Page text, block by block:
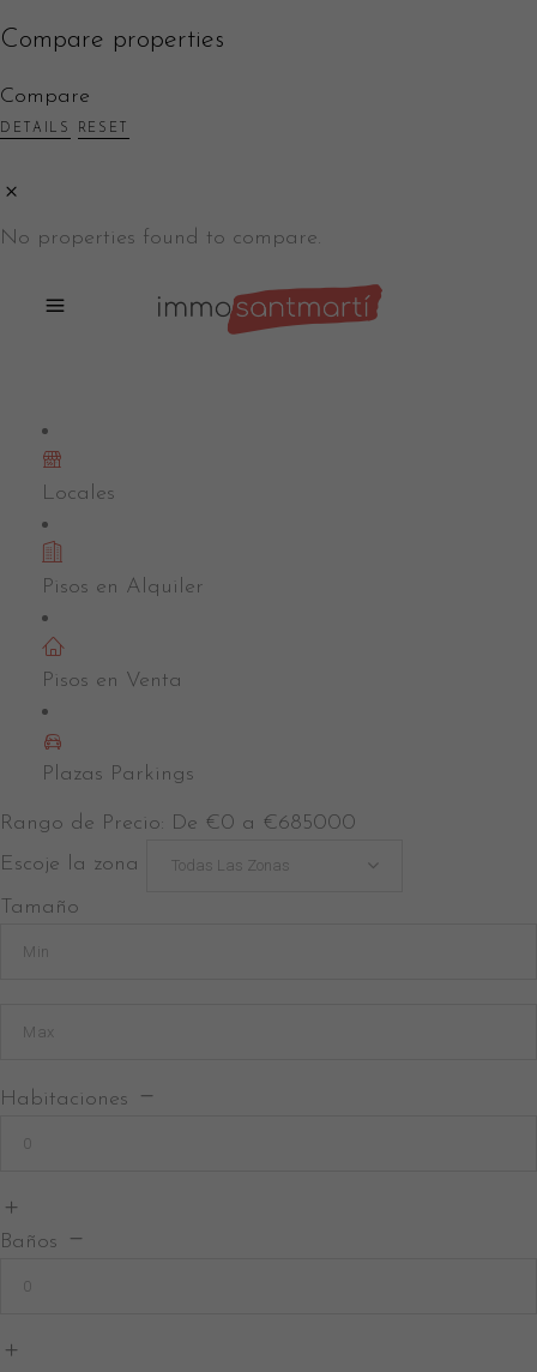
Compare properties
Compare
DETAILS RESET
No properties found to compare.
Locales
Pisos en Alquiler
Pisos en Venta
Plazas Parkings
Rango de Precio: De €0 a €685000
Escoje la zona
Todas Las Zonas
Tamaño
Habitaciones
Baños